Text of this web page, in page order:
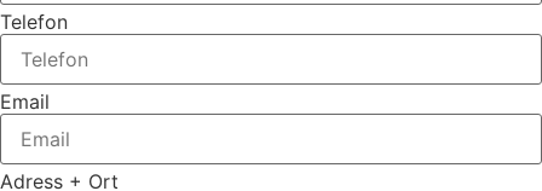
Telefon
Email
Adress + Ort